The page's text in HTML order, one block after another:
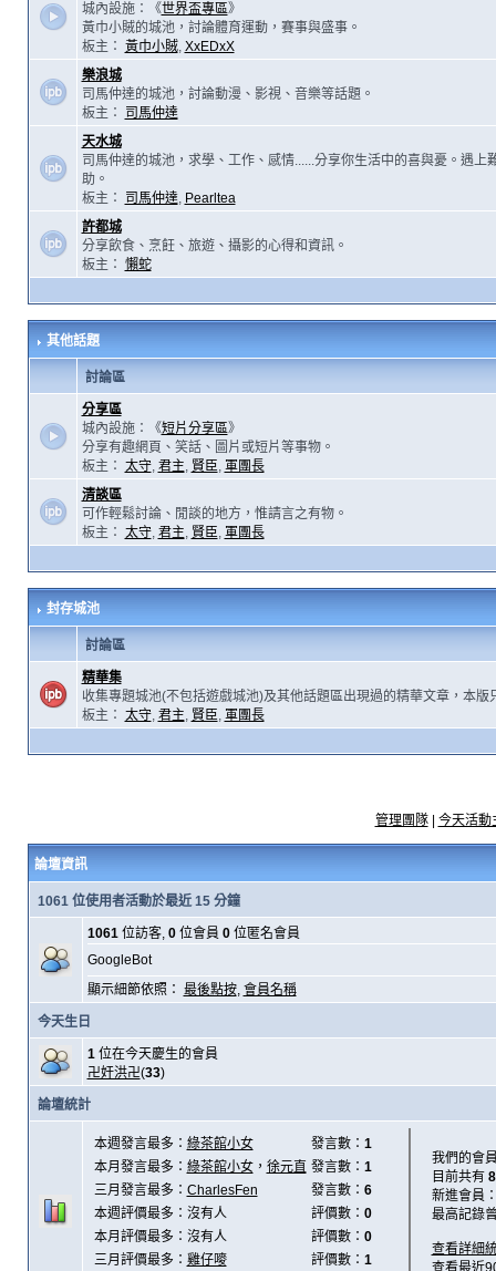
城內設施：《世界盃專區》
黃巾小賊的城池，討論體育運動，賽事與盛事。
板主： 黃巾小賊, XxEDxX
樂浪城
司馬仲達的城池，討論動漫、影視、音樂等話題。
板主：
司馬仲達
天水城
司馬仲達的城池，求學、工作、感情......分享你生活中的喜與憂。遇上
助。
板主：
司馬仲達, Pearltea
許都城
分享飲食、烹飪、旅遊、攝影的心得和資訊。
板主： 懶蛇
其他話題
討論區
分享區
城內設施：《短片分享區》
分享有趣網頁、笑話、圖片或短片等事物。
板主： 太守, 君主, 賢臣, 軍團長
清談區
可作輕鬆討論、閒談的地方，惟請言之有物。
板主： 太守, 君主, 賢臣, 軍團長
封存城池
討論區
精華集
收集專題城池(不包括遊戲城池)及其他話題區出現過的精華文章，本版
板主： 太守, 君主, 賢臣, 軍團長
管理團隊| 今天活動
論壇資訊
1061 位使用者活動於最近 15 分鐘
1061位訪客, 0位會員 0位匿名會員
GoogleBot
顯示細節依照： 最後點按, 會員名稱
今天生日
1位在今天慶生的會員
卍奸洪卍(33)
論壇統計
本週發言最多： 綠茶館小女 發言數： 1
本月發言最多： 綠茶館小女， 徐元直 發言數： 1
三月發言最多： CharlesFen 發言數： 6
本週評價最多：沒有人
評價數： 0
本月評價最多：沒有人
評價數： 0
三月評價最多： 雞仔嘜 評價數： 1
我們的會
目前共有
新進會員
最高記錄
查看詳細
查看最近